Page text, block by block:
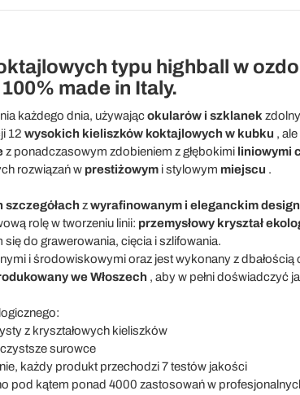
typu highball w
made in Italy.
każdego dnia, używającokularów i szklanek
12 wysokich kieliszków koktajlowych w kubku ,
z ponadczasowym zdobieniem z głębokimi liniowymi
rozwiązań w prestiżowymi stylowym miejscu .
zwyrafinowanym i eleganckim
rolę w tworzeniu linii: przemysłowy kryształ
do grawerowania, cięcia i szlifowania.
i środowiskowymi oraz jest wykonany z dbałością
we Włoszech , aby w pełni doświadczyć
z kryształowych kieliszków
surowce
każdy produkt przechodzi 7 testów jakości
pod kątem ponad 4000 zastosowań w